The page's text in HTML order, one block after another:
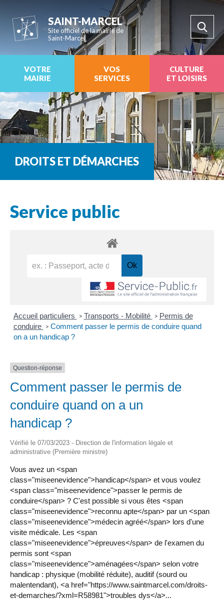
SAINT-MARCEL
Site officiel de la mairie de
Saint-Marcel
VOTRE
MAIRIE
VOS
SERVICES
CULTURE
ET LOISIRS
DROITS ET DÉMARCHES
Service public
Accueil particuliers > Transports - Mobilité > Permis de
conduire > Comment passer le permis de conduire quand
on a un handicap ?
Question-réponse
Comment passer le permis de
conduire quand on a un
handicap ?
Vérifié le 07/03/2023 - Direction de l'information légale et
administrative (Première ministre)
Vous avez un <span
class="miseenevidence">handicap</span> et vous voulez
<span class="miseenevidence">passer le permis de
conduire</span> ? C'est possible si vous êtes <span
class="miseenevidence">reconnu apte</span> par un <span
class="miseenevidence">médecin agréé</span> lors d'une
visite médicale. Les <span
class="miseenevidence">épreuves</span> de l'examen du
permis sont <span
class="miseenevidence">aménagées</span> selon votre
handicap : physique (mobilité réduite), auditif (sourd ou
malentendant), <a href="https://www.saintmarcel.com/droits-
et-demarches/?xml=R58981">troubles dys</a>...